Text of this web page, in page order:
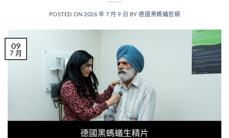
POSTED ON 2026 年 7 月 9 日 BY德國黑螞蟻官網
09
7 月